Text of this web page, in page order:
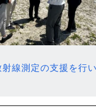
線測定の支援を行い